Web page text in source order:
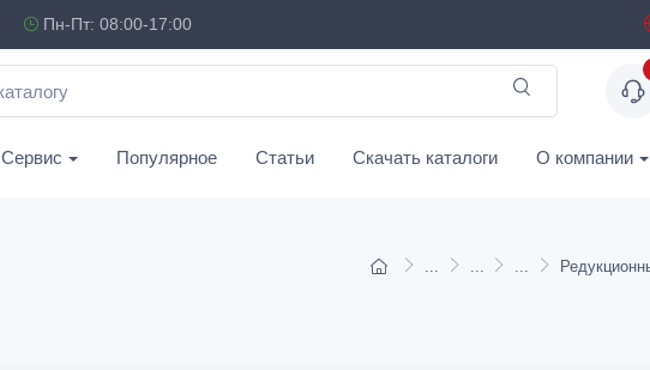
Пн-Пт: 08:00-17:00
Сервис Популярное Статьи Скачать каталоги О компании